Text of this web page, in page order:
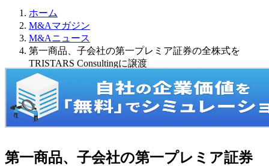
ホーム
M&Aマガジン
M&Aニュース
第一商品、子会社の第一プレミア証券の全株式を
TRISTARS Consultingに譲渡
第一商品、子会社の第一プレミア証券